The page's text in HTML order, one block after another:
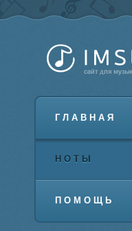
ГЛАВНАЯ
НОТЫ
ПОМОЩЬ